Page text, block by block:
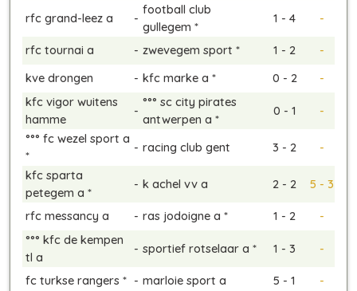
rfc grand-leez a
-
football club
gullegem *
1 - 4 -
rfc tournai a - zwevegem sport * 1 - 2
-
kve drongen
- kfc marke a * 0 - 2
-
kfc vigor wuitens
hamme
-
°°° sc city pirates
antwerpen a *
0 - 1
-
°°° fc wezel sport a
*
- racing club gent 3 - 2
-
kfc sparta
petegem a *
- k achel vv a 2 - 2 5 - 3
rfc messancy a - ras jodoigne a * 1 - 2
-
°°° kfc de kempen
tl a
- sportief rotselaar a * 1 - 3 -
fc turkse rangers * - marloie sport a 5 - 1
-